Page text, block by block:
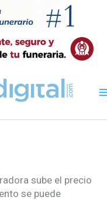
sube el precio
se puede